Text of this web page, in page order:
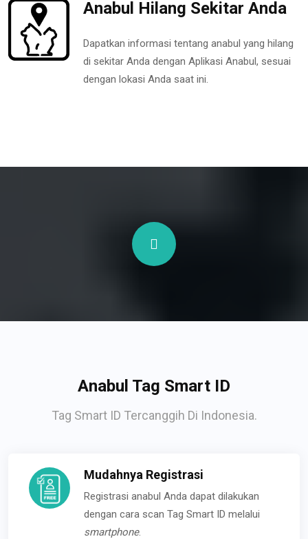
Anabul Hilang Sekitar Anda
Dapatkan informasi tentang anabul yang hilang
di sekitar Anda dengan Aplikasi Anabul, sesuai
dengan lokasi Anda saat ini.
Anabul Tag Smart ID
Tag Smart ID Tercanggih Di Indonesia.
Mudahnya Registrasi
Registrasi anabul Anda dapat dilakukan
dengan cara scan Tag Smart ID melalui
smartphone.